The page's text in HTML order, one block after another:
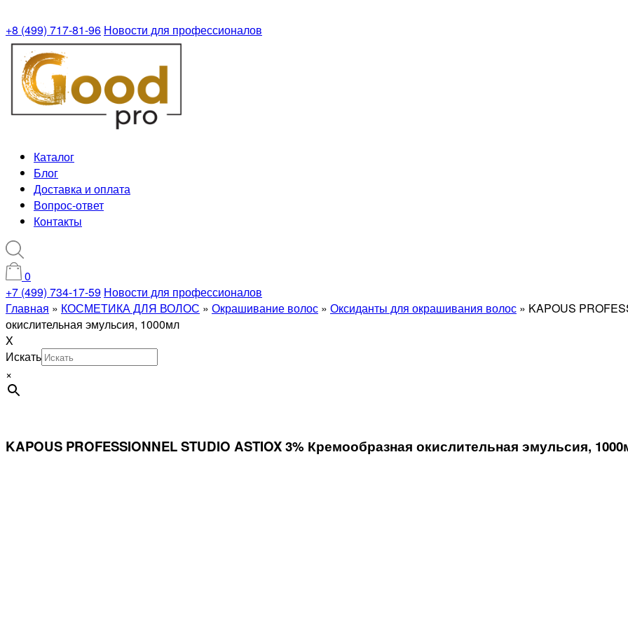
+8 (499) 717-81-96 Новости для профессионалов
Каталог
Блог
Доставка и оплата
Вопрос-ответ
Контакты
0
+7 (499) 734-17-59 Новости для профессионалов
Главная » КОСМЕТИКА ДЛЯ ВОЛОС » Окрашивание волос » Оксиданты для окрашивания волос » KAPOUS
окислительная эмульсия, 1000мл
X
Искать
×
KAPOUS PROFESSIONNEL STUDIO ASTIOX 3% Кремообразная окислительная эмульсия,